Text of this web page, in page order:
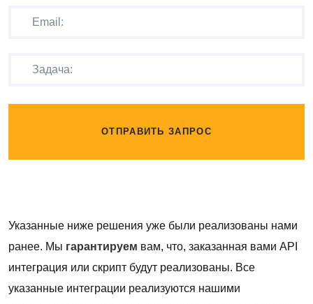
ОТПРАВИТЬ ЗАПРОС
Указанные ниже решения уже были реализованы нами
ранее. Мы гарантируем вам, что, заказанная вами API
интеграция или скрипт будут реализованы. Все
указанные интеграции реализуются нашими